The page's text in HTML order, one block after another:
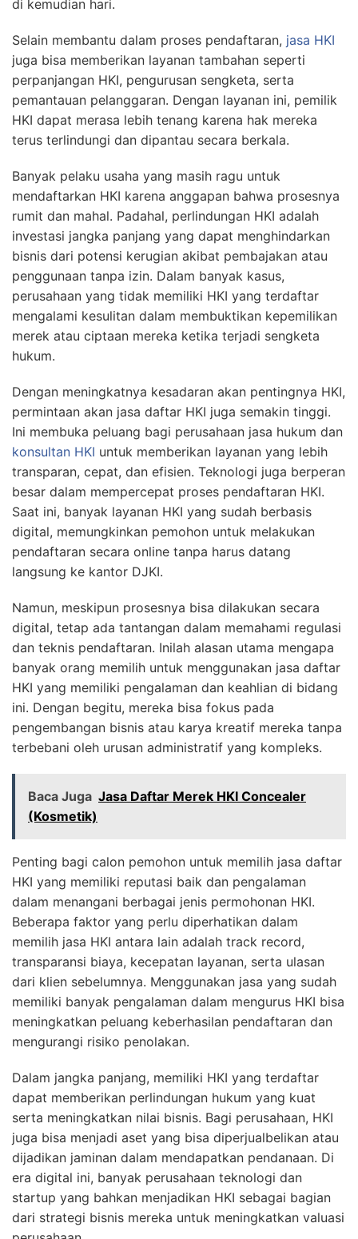
di kemudian hari.
Selain membantu dalam proses pendaftaran, jasa HKI
juga bisa memberikan layanan tambahan seperti
perpanjangan HKI, pengurusan sengketa, serta
pemantauan pelanggaran. Dengan layanan ini, pemilik
HKI dapat merasa lebih tenang karena hak mereka
terus terlindungi dan dipantau secara berkala.
Banyak pelaku usaha yang masih ragu untuk
mendaftarkan HKI karena anggapan bahwa prosesnya
rumit dan mahal. Padahal, perlindungan HKI adalah
investasi jangka panjang yang dapat menghindarkan
bisnis dari potensi kerugian akibat pembajakan atau
penggunaan tanpa izin. Dalam banyak kasus,
perusahaan yang tidak memiliki HKI yang terdaftar
mengalami kesulitan dalam membuktikan kepemilikan
merek atau ciptaan mereka ketika terjadi sengketa
hukum.
Dengan meningkatnya kesadaran akan pentingnya HKI,
permintaan akan jasa daftar HKI juga semakin tinggi.
Ini membuka peluang bagi perusahaan jasa hukum dan
konsultan HKI untuk memberikan layanan yang lebih
transparan, cepat, dan efisien. Teknologi juga berperan
besar dalam mempercepat proses pendaftaran HKI.
Saat ini, banyak layanan HKI yang sudah berbasis
digital, memungkinkan pemohon untuk melakukan
pendaftaran secara online tanpa harus datang
langsung ke kantor DJKI.
Namun, meskipun prosesnya bisa dilakukan secara
digital, tetap ada tantangan dalam memahami regulasi
dan teknis pendaftaran. Inilah alasan utama mengapa
banyak orang memilih untuk menggunakan jasa daftar
HKI yang memiliki pengalaman dan keahlian di bidang
ini. Dengan begitu, mereka bisa fokus pada
pengembangan bisnis atau karya kreatif mereka tanpa
terbebani oleh urusan administratif yang kompleks.
Baca Juga Jasa Daftar Merek HKI Concealer
(Kosmetik)
Penting bagi calon pemohon untuk memilih jasa daftar
HKI yang memiliki reputasi baik dan pengalaman
dalam menangani berbagai jenis permohonan HKI.
Beberapa faktor yang perlu diperhatikan dalam
memilih jasa HKI antara lain adalah track record,
transparansi biaya, kecepatan layanan, serta ulasan
dari klien sebelumnya. Menggunakan jasa yang sudah
memiliki banyak pengalaman dalam mengurus HKI bisa
meningkatkan peluang keberhasilan pendaftaran dan
mengurangi risiko penolakan.
Dalam jangka panjang, memiliki HKI yang terdaftar
dapat memberikan perlindungan hukum yang kuat
serta meningkatkan nilai bisnis. Bagi perusahaan, HKI
juga bisa menjadi aset yang bisa diperjualbelikan atau
dijadikan jaminan dalam mendapatkan pendanaan. Di
era digital ini, banyak perusahaan teknologi dan
startup yang bahkan menjadikan HKI sebagai bagian
dari strategi bisnis mereka untuk meningkatkan valuasi